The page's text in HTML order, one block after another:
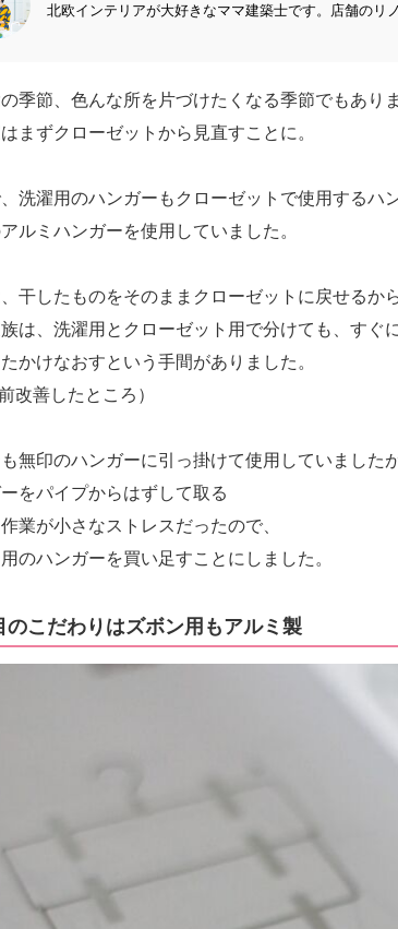
北欧インテリアが大好きなママ建築士です。店舗のリ
季節、色んな所を片づけたくなる季節でもありま
まずクローゼットから見直すことに。
洗濯用のハンガーもクローゼットで使用するハ
ルミハンガーを使用していました。
干したものをそのままクローゼットに戻せるから
は、洗濯用とクローゼット用で分けても、すぐ
かけなおすという手間がありました。
改善したところ）
無印のハンガーに引っ掛けて使用していましたが
をパイプからはずして取る
業が小さなストレスだったので、
のハンガーを買い足すことにしました。
のこだわりはズボン用もアルミ製